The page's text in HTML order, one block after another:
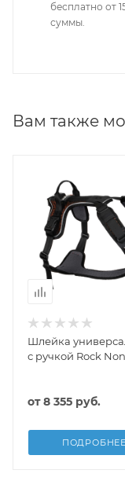
бесплатно от
суммы.
Вам также
Шлейка
с ручкой Rock
от8 355 руб.
ПОДРОБНЕЕ